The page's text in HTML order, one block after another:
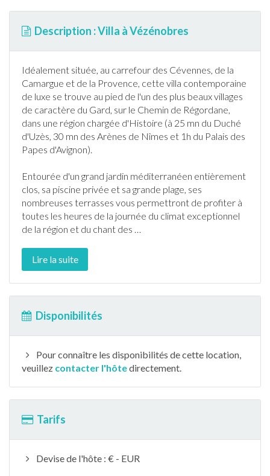
Description : Villa à Vézénobres
Idéalement située, au carrefour des Cévennes, de la
Camargue et de la Provence, cette villa contemporaine
de luxe se trouve au pied de l'un des plus beaux villages
de caractère du Gard, sur le Chemin de Régordane,
dans une région chargée d'Histoire (à 25 mn du Duché
d'Uzès, 30 mn des Arènes de Nîmes et 1h du Palais des
Papes d'Avignon).
Entourée d'un grand jardin méditerranéen entièrement
clos, sa piscine privée et sa grande plage, ses
nombreuses terrasses vous permettront de profiter à
toutes les heures de la journée du climat exceptionnel
de la région et du chant des …
Lire la suite
Disponibilités
Pour connaître les disponibilités de cette location,
veuillez contacter l'hôtedirectement.
Tarifs
Devise de l'hôte : € - EUR